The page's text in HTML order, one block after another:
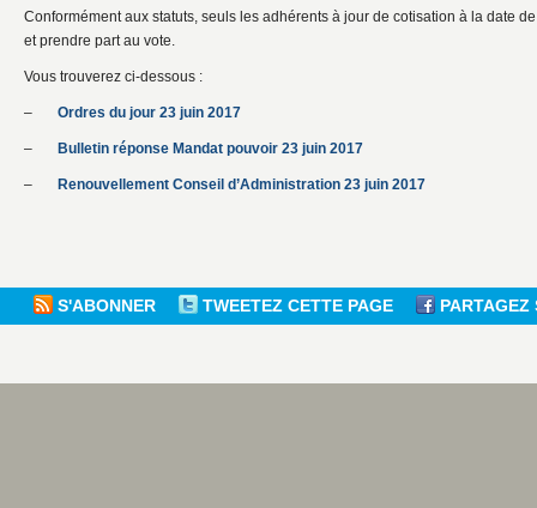
Conformément aux statuts, seuls les adhérents à jour de cotisation à la date
et prendre part au vote.
Vous trouverez ci-dessous :
– Ordres du jour 23 juin 2017
– Bulletin réponse Mandat pouvoir 23 juin 2017
– Renouvellement Conseil d’Administration 23 juin 2017
S'ABONNER TWEETEZ CETTE PAGE PARTAGEZ